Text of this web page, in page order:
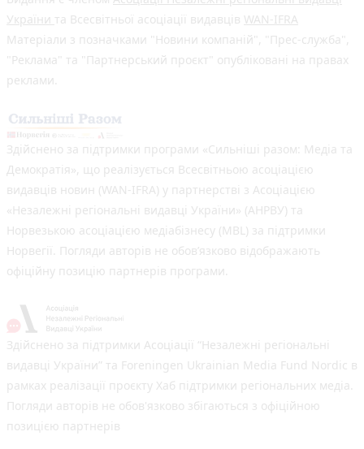
України та Всесвітньої асоціації видавців WAN-IFRA
Матеріали з позначками "Новини компаній", "Прес-служба",
"Реклама" та "Партнерський проєкт" опубліковані на правах
реклами.
Здійснено за підтримки програми «Сильніші разом: Медіа та
Демократія», що реалізується Всесвітньою асоціацією
видавців новин (WAN-IFRA) у партнерстві з Асоціацією
«Незалежні регіональні видавці України» (АНРВУ) та
Норвезькою асоціацією медіабізнесу (MBL) за підтримки
Норвегії. Погляди авторів не обов’язково відображають
офіційну позицію партнерів програми.
Здійснено за підтримки Асоціації “Незалежні регіональні
видавці України” та Foreningen Ukrainian Media Fund Nordic в
рамках реалізації проєкту Хаб підтримки регіональних медіа.
Погляди авторів не обов'язково збігаються з офіційною
позицією партнерів